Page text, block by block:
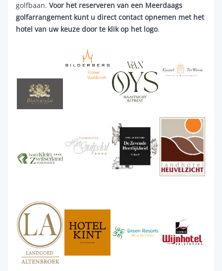
golfbaan. Voor het reserveren van een Meerdaags
golfarrangement kunt u direct contact opnemen met het
hotel van uw keuze door te klik op het logo.